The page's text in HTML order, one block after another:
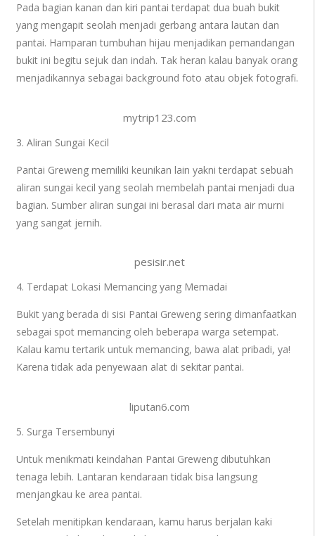
Pada bagian kanan dan kiri pantai terdapat dua buah bukit
yang mengapit seolah menjadi gerbang antara lautan dan
pantai. Hamparan tumbuhan hijau menjadikan pemandangan
bukit ini begitu sejuk dan indah. Tak heran kalau banyak orang
menjadikannya sebagai background foto atau objek fotografi.
mytrip123.com
3. Aliran Sungai Kecil
Pantai Greweng memiliki keunikan lain yakni terdapat sebuah
aliran sungai kecil yang seolah membelah pantai menjadi dua
bagian. Sumber aliran sungai ini berasal dari mata air murni
yang sangat jernih.
pesisir.net
4. Terdapat Lokasi Memancing yang Memadai
Bukit yang berada di sisi Pantai Greweng sering dimanfaatkan
sebagai spot memancing oleh beberapa warga setempat.
Kalau kamu tertarik untuk memancing, bawa alat pribadi, ya!
Karena tidak ada penyewaan alat di sekitar pantai.
liputan6.com
5. Surga Tersembunyi
Untuk menikmati keindahan Pantai Greweng dibutuhkan
tenaga lebih. Lantaran kendaraan tidak bisa langsung
menjangkau ke area pantai.
Setelah menitipkan kendaraan, kamu harus berjalan kaki